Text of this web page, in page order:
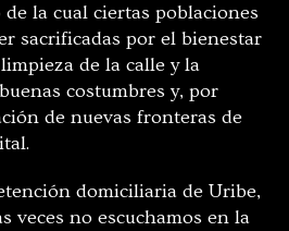
la cual ciertas poblaciones
sacrificadas por el bienestar
de la calle y la
costumbres y, por
de nuevas fronteras de
domiciliaria de Uribe,
veces no escuchamos en la